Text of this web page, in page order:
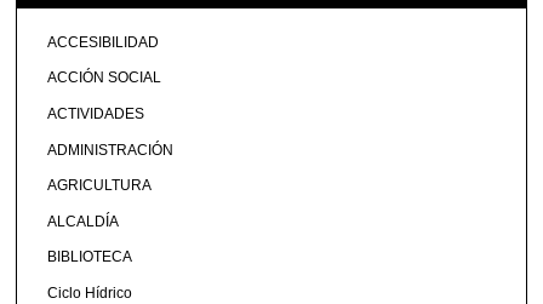
ACCESIBILIDAD
ACCIÓN SOCIAL
ACTIVIDADES
ADMINISTRACIÓN
AGRICULTURA
ALCALDÍA
BIBLIOTECA
Ciclo Hídrico